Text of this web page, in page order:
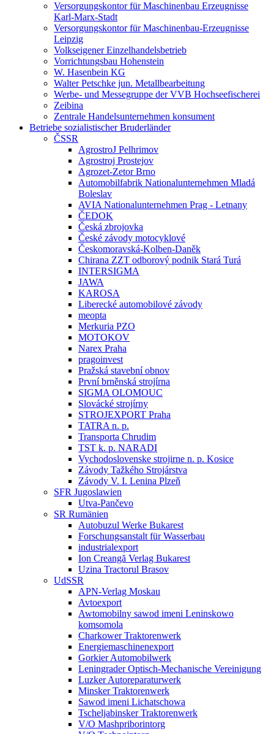
Versorgungskontor für Maschinenbau Erzeugnisse
Karl-Marx-Stadt
Versorgungskontor für Maschinenbau-Erzeugnisse
Leipzig
Volkseigener Einzelhandelsbetrieb
Vorrichtungsbau Hohenstein
W. Hasenbein KG
Walter Petschke jun. Metallbearbeitung
Werbe- und Messegruppe der VVB Hochseefischerei
Zeibina
Zentrale Handelsunternehmen konsument
Betriebe sozialistischer Bruderländer
ČSSR
AgrostroJ Pelhrimov
Agrostroj Prostejov
Agrozet-Zetor Brno
Automobilfabrik Nationalunternehmen Mladá
Boleslav
AVIA Nationalunternehmen Prag - Letnany
ČEDOK
Česká zbrojovka
České závody motocyklové
Českomoravská-Kolben-Daněk
Chirana ZZT odborový podnik Stará Turá
INTERSIGMA
JAWA
KAROSA
Liberecké automobilové závody
meopta
Merkuria PZO
MOTOKOV
Narex Praha
pragoinvest
Pražská stavební obnov
První brněnská strojírna
SIGMA OLOMOUC
Slovácké strojírny
STROJEXPORT Praha
TATRA n. p.
Transporta Chrudim
TST k. p. NARADI
Vychodoslovenske strojirne n. p. Kosice
Závody Tažkého Strojárstva
Závody V. I. Lenina Plzeň
SFR Jugoslawien
Utva-Pančevo
SR Rumänien
Autobuzul Werke Bukarest
Forschungsanstalt für Wasserbau
industrialexport
Ion Creangă Verlag Bukarest
Uzina Tractorul Brasov
UdSSR
APN-Verlag Moskau
Avtoexport
Awtomobilny sawod imeni Leninskowo
komsomola
Charkower Traktorenwerk
Energiemaschinenexport
Gorkier Automobilwerk
Leningrader Optisch-Mechanische Vereinigung
Luzker Autoreparaturwerk
Minsker Traktorenwerk
Sawod imeni Lichatschowa
Tscheljabinsker Traktorenwerk
V/O Mashpriborintorg